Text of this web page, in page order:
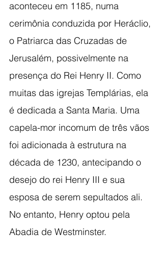
aconteceu em 1185, numa
cerimônia conduzida por Heráclio,
o Patriarca das Cruzadas de
Jerusalém, possivelmente na
presença do Rei Henry II. Como
muitas das igrejas Templárias, ela
é dedicada a Santa Maria. Uma
capela-mor incomum de três vãos
foi adicionada à estrutura na
década de 1230, antecipando o
desejo do rei Henry III e sua
esposa de serem sepultados ali.
No entanto, Henry optou pela
Abadia de Westminster.